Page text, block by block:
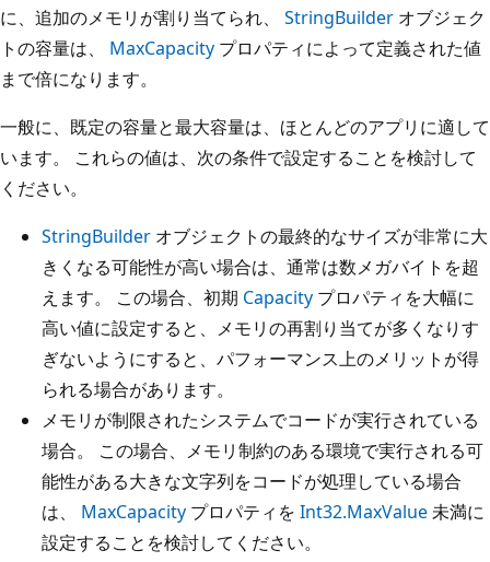
に、追加のメモリが割り当てられ、 StringBuilder オブジェク
トの容量は、 MaxCapacity プロパティによって定義された値
まで倍になります。
一般に、既定の容量と最大容量は、ほとんどのアプリに適して
います。 これらの値は、次の条件で設定することを検討して
ください。
StringBuilder オブジェクトの最終的なサイズが非常に大
きくなる可能性が高い場合は、通常は数メガバイトを超
えます。 この場合、初期 Capacity プロパティを大幅に
高い値に設定すると、メモリの再割り当てが多くなりす
ぎないようにすると、パフォーマンス上のメリットが得
られる場合があります。
メモリが制限されたシステムでコードが実行されている
場合。 この場合、メモリ制約のある環境で実行される可
能性がある大きな文字列をコードが処理している場合
は、 MaxCapacity プロパティを Int32.MaxValue未満に
設定することを検討してください。